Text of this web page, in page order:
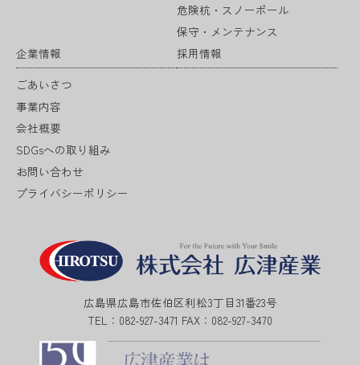
危険杭・スノーポール
保守・メンテナンス
企業情報
ごあいさつ
事業内容
会社概要
SDGsへの取り組み
お問い合わせ
プライバシーポリシー
採用情報
広島県広島市佐伯区利松3丁目31番23号
TEL：082-927-3471 FAX：082-927-3470